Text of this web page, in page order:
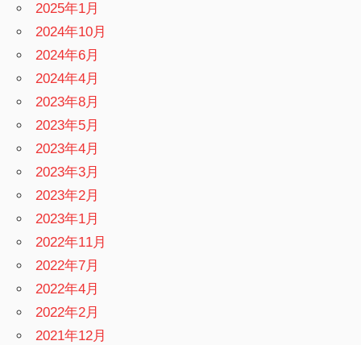
2025年1月
2024年10月
2024年6月
2024年4月
2023年8月
2023年5月
2023年4月
2023年3月
2023年2月
2023年1月
2022年11月
2022年7月
2022年4月
2022年2月
2021年12月